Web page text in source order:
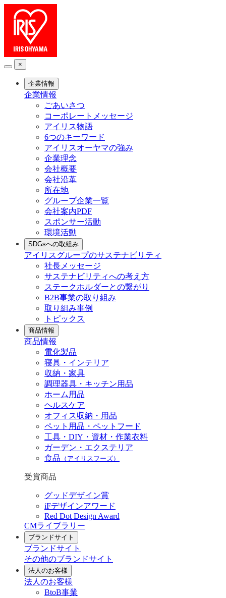
×
企業情報
企業情報
ごあいさつ
コーポレートメッセージ
アイリス物語
6つのキーワード
アイリスオーヤマの強み
企業理念
会社概要
会社沿革
所在地
グループ企業一覧
会社案内PDF
スポンサー活動
環境活動
SDGsへの取組み
アイリスグループのサステナビリティ
社長メッセージ
サステナビリティへの考え方
ステークホルダーとの繋がり
B2B事業の取り組み
取り組み事例
トピックス
商品情報
商品情報
電化製品
寝具・インテリア
収納・家具
調理器具・キッチン用品
ホーム用品
ヘルスケア
オフィス収納・用品
ペット用品・ペットフード
工具・DIY・資材・作業衣料
ガーデン・エクステリア
食品 （アイリスフーズ）
受賞商品
グッドデザイン賞
iFデザインアワード
Red Dot Design Award
CMライブラリー
ブランドサイト
ブランドサイト
その他のブランドサイト
法人のお客様
法人のお客様
BtoB事業